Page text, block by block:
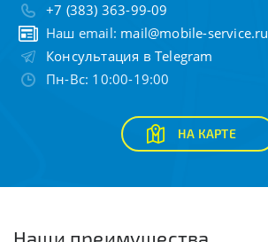
+7 (383) 363-99-09
Наш email: mail@mobile-service.ru
Консультация в Telegram
Пн-Вс: 10:00-19:00
НА КАРТЕ